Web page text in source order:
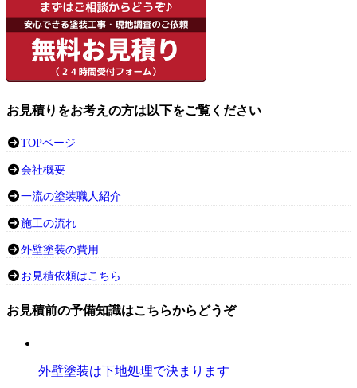
お見積りをお考えの方は以下をご覧ください
TOPページ
会社概要
一流の塗装職人紹介
施工の流れ
外壁塗装の費用
お見積依頼はこちら
お見積前の予備知識はこちらからどうぞ
外壁塗装は下地処理で決まります